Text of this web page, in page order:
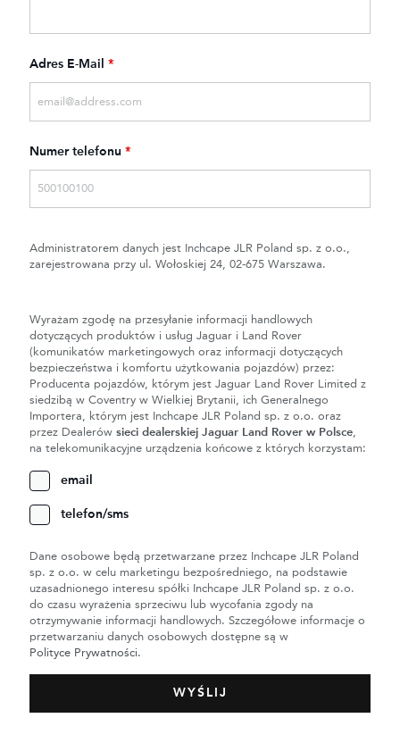
Adres E-Mail *
Numer telefonu *
Administratorem danych jest Inchcape JLR Poland sp. z o.o.,
zarejestrowana przy ul. Wołoskiej 24, 02-675 Warszawa.
Wyrażam zgodę na przesyłanie informacji handlowych
dotyczących produktów i usług Jaguar i Land Rover
(komunikatów marketingowych oraz informacji dotyczących
bezpieczeństwa i komfortu użytkowania pojazdów) przez:
Producenta pojazdów, którym jest Jaguar Land Rover Limited z
siedzibą w Coventry w Wielkiej Brytanii, ich Generalnego
Importera, którym jest Inchcape JLR Poland sp. z o.o. oraz
przez Dealerów sieci dealerskiej Jaguar Land Rover w Polsce,
na telekomunikacyjne urządzenia końcowe z których korzystam:
email
telefon/sms
Dane osobowe będą przetwarzane przez Inchcape JLR Poland
sp. z o.o. w celu marketingu bezpośredniego, na podstawie
uzasadnionego interesu spółki Inchcape JLR Poland sp. z o.o.
do czasu wyrażenia sprzeciwu lub wycofania zgody na
otrzymywanie informacji handlowych. Szczegółowe informacje o
przetwarzaniu danych osobowych dostępne są w
Polityce Prywatności.